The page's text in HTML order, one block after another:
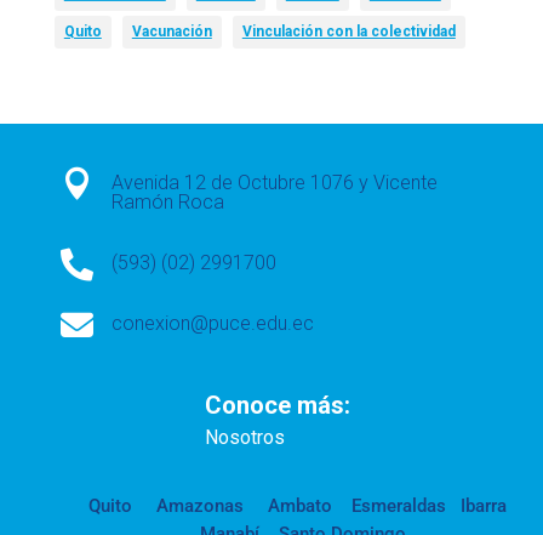
Quito Vacunación Vinculación con la colectividad

Avenida 12 de Octubre 1076 y Vicente
Ramón Roca
 (593) (02) 2991700
 conexion@puce.edu.ec
Conoce más:
Nosotros
Quito Amazonas Ambato Esmeraldas
Ibarra